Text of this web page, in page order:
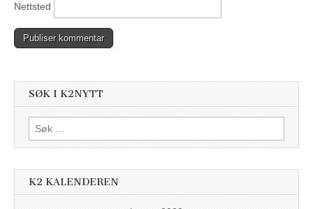
Nettsted
SØK I K2NYTT
Søk
etter:
K2 KALENDEREN